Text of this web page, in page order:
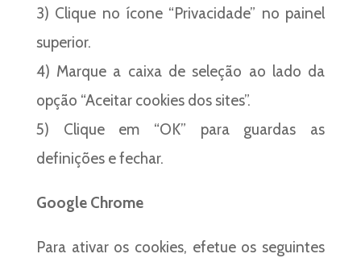
3) Clique no ícone “Privacidade” no painel
superior.
4) Marque a caixa de seleção ao lado da
opção “Aceitar cookies dos sites”.
5) Clique em “OK” para guardas as
definições e fechar.
Google Chrome
Para ativar os cookies, efetue os seguintes